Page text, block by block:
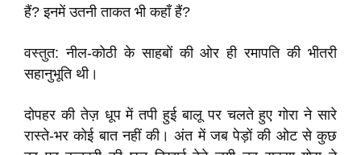
हैं? इनमें उतनी ताकत भी कहाँ हैं?
वस्तुत: नील-कोठी के साहबों की ओर ही रमापति की भीतरी
सहानुभूति थी।
दोपहर की तेज़ धूप में तपी हुई बालू पर चलते हुए गोरा ने सारे
रास्ते-भर कोई बात नहीं की। अंत में जब पेड़ों की ओट से कुछ